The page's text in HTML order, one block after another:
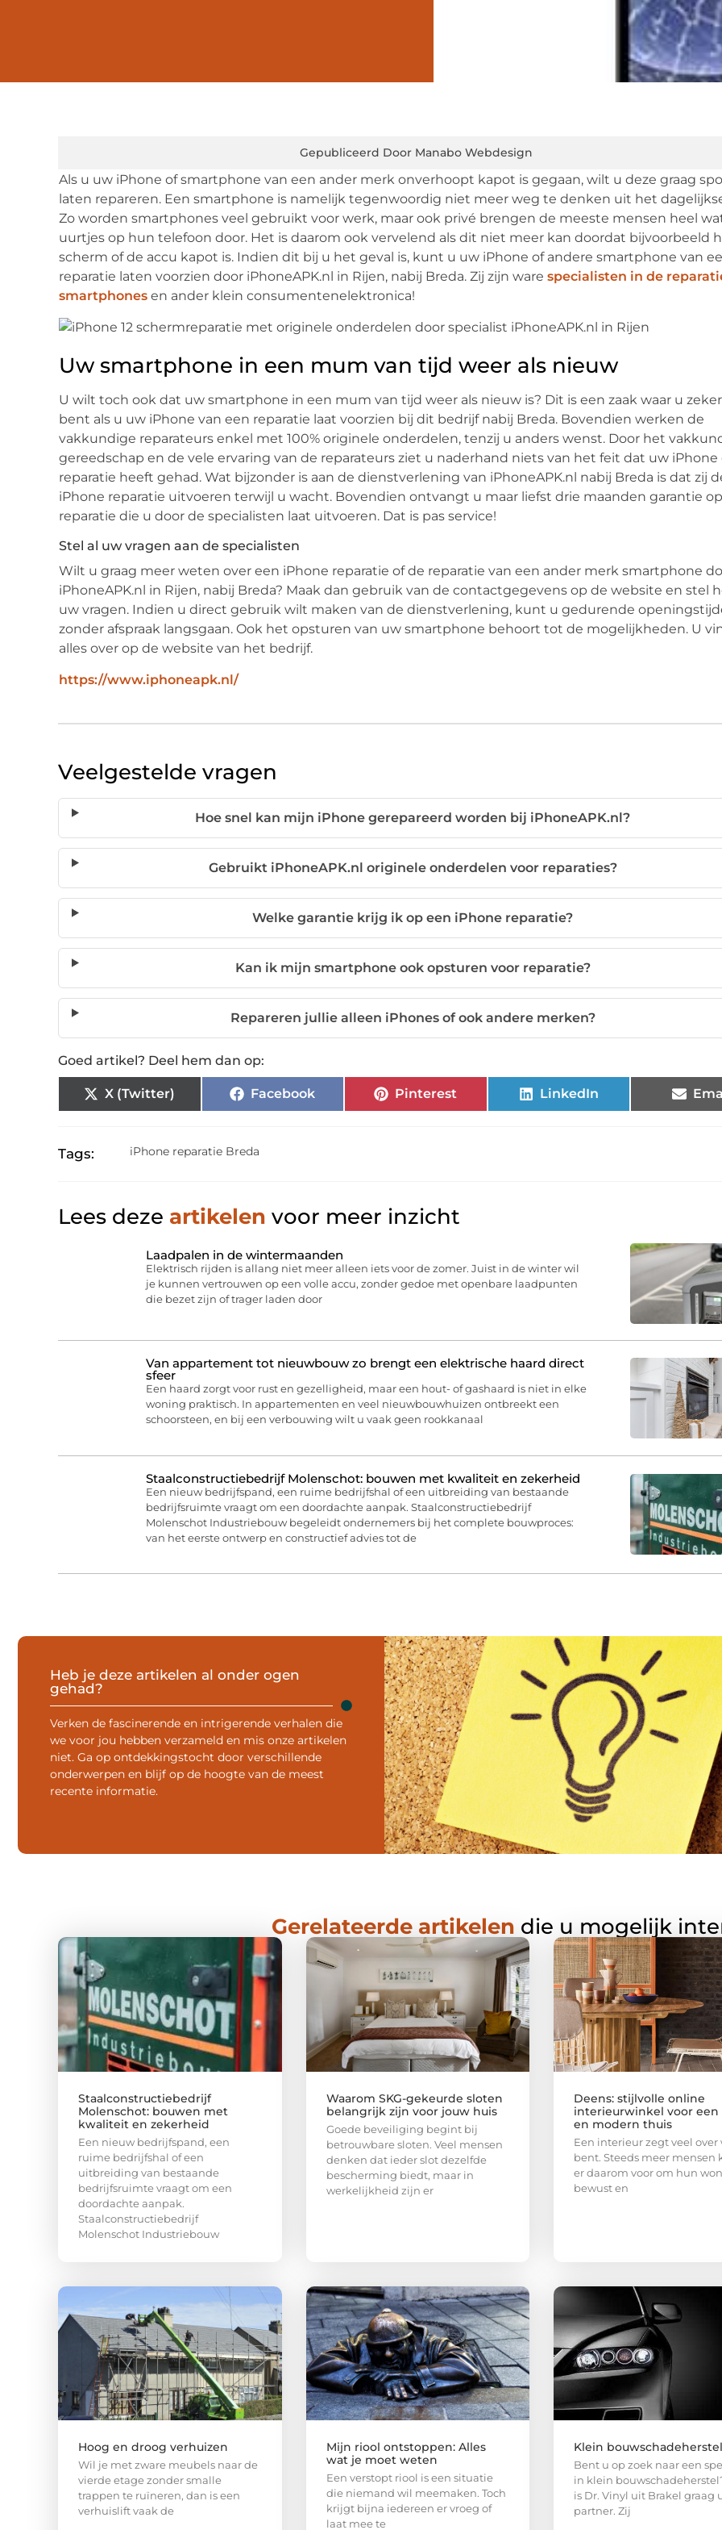
Gepubliceerd Door Manabo Webdesign
Als u uw iPhone of smartphone van een ander merk onverhoopt kapot is gegaan, wilt u deze graag
laten repareren. Een smartphone is namelijk tegenwoordig niet meer weg te denken uit het
Zo worden smartphones veel gebruikt voor werk, maar ook privé brengen de meeste mensen heel
uurtjes op hun telefoon door. Het is daarom ook vervelend als dit niet meer kan doordat bijvoorbeeld
scherm of de accu kapot is. Indien dit bij u het geval is, kunt u uw iPhone of andere smartphone van
reparatie laten voorzien door iPhoneAPK.nl in Rijen, nabij Breda. Zij zijn ware specialisten in de
smartphones en ander klein consumentenelektronica!
Uw smartphone in een mum van tijd weer als nieuw
U wilt toch ook dat uw smartphone in een mum van tijd weer als nieuw is? Dit is een zaak waar u
bent als u uw iPhone van een reparatie laat voorzien bij dit bedrijf nabij Breda. Bovendien werken de
vakkundige reparateurs enkel met 100% originele onderdelen, tenzij u anders wenst. Door het
gereedschap en de vele ervaring van de reparateurs ziet u naderhand niets van het feit dat uw iPhone
reparatie heeft gehad. Wat bijzonder is aan de dienstverlening van iPhoneAPK.nl nabij Breda is dat zij
iPhone reparatie uitvoeren terwijl u wacht. Bovendien ontvangt u maar liefst drie maanden garantie
reparatie die u door de specialisten laat uitvoeren. Dat is pas service!
Stel al uw vragen aan de specialisten
Wilt u graag meer weten over een iPhone reparatie of de reparatie van een ander merk smartphone
iPhoneAPK.nl in Rijen, nabij Breda? Maak dan gebruik van de contactgegevens op de website en stel
uw vragen. Indien u direct gebruik wilt maken van de dienstverlening, kunt u gedurende
zonder afspraak langsgaan. Ook het opsturen van uw smartphone behoort tot de mogelijkheden. U
alles over op de website van het bedrijf.
https://www.iphoneapk.nl/
Veelgestelde vragen
Hoe snel kan mijn iPhone gerepareerd worden bij iPhoneAPK.nl?
Gebruikt iPhoneAPK.nl originele onderdelen voor reparaties?
Welke garantie krijg ik op een iPhone reparatie?
Kan ik mijn smartphone ook opsturen voor reparatie?
Repareren jullie alleen iPhones of ook andere merken?
Goed artikel? Deel hem dan op:
X (Twitter) Facebook Pinterest LinkedIn
Tags: iPhone reparatie Breda
Lees deze artikelen voor meer inzicht
Laadpalen in de wintermaanden
Elektrisch rijden is allang niet meer alleen iets voor de zomer. Juist in de winter wil
je kunnen vertrouwen op een volle accu, zonder gedoe met openbare laadpunten
die bezet zijn of trager laden door
Van appartement tot nieuwbouw zo brengt een elektrische haard direct
sfeer
Een haard zorgt voor rust en gezelligheid, maar een hout- of gashaard is niet in elke
woning praktisch. In appartementen en veel nieuwbouwhuizen ontbreekt een
schoorsteen, en bij een verbouwing wilt u vaak geen rookkanaal
Staalconstructiebedrijf Molenschot: bouwen met kwaliteit en zekerheid
Een nieuw bedrijfspand, een ruime bedrijfshal of een uitbreiding van bestaande
bedrijfsruimte vraagt om een doordachte aanpak. Staalconstructiebedrijf
Molenschot Industriebouw begeleidt ondernemers bij het complete bouwproces:
van het eerste ontwerp en constructief advies tot de
Heb je deze artikelen al onder ogen
gehad?
Verken de fascinerende en intrigerende verhalen die
we voor jou hebben verzameld en mis onze artikelen
niet. Ga op ontdekkingstocht door verschillende
onderwerpen en blijf op de hoogte van de meest
recente informatie.
Gerelateerde artikelen die u mogelijk
Staalconstructiebedrijf
Molenschot: bouwen met
kwaliteit en zekerheid
Een nieuw bedrijfspand, een
ruime bedrijfshal of een
uitbreiding van bestaande
bedrijfsruimte vraagt om een
doordachte aanpak.
Staalconstructiebedrijf
Molenschot Industriebouw
Waarom SKG-gekeurde sloten
belangrijk zijn voor jouw huis
Goede beveiliging begint bij
betrouwbare sloten. Veel mensen
denken dat ieder slot dezelfde
bescherming biedt, maar in
werkelijkheid zijn er
Deens: stijlvolle online
interieurwinkel voor een
en modern thuis
Een interieur zegt veel over
bent. Steeds meer mensen
er daarom voor om hun
bewust en
Hoog en droog verhuizen
Wil je met zware meubels naar de
vierde etage zonder smalle
trappen te ruïneren, dan is een
verhuislift vaak de
Mijn riool ontstoppen: Alles
wat je moet weten
Een verstopt riool is een situatie
die niemand wil meemaken. Toch
krijgt bijna iedereen er vroeg of
laat mee te
Klein bouwschadeherstel
Bent u op zoek naar een
in klein
is Dr. Vinyl uit Brakel graag
partner. Zij